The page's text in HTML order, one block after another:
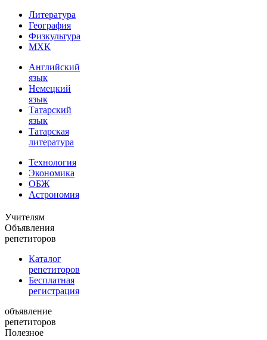
Литература
География
Физкультура
МХК
Английский
язык
Немецкий
язык
Татарский
язык
Татарская
литература
Технология
Экономика
ОБЖ
Астрономия
Учителям
Объявления
репетиторов
Каталог
репетиторов
Бесплатная
регистрация
объявление
репетиторов
Полезное